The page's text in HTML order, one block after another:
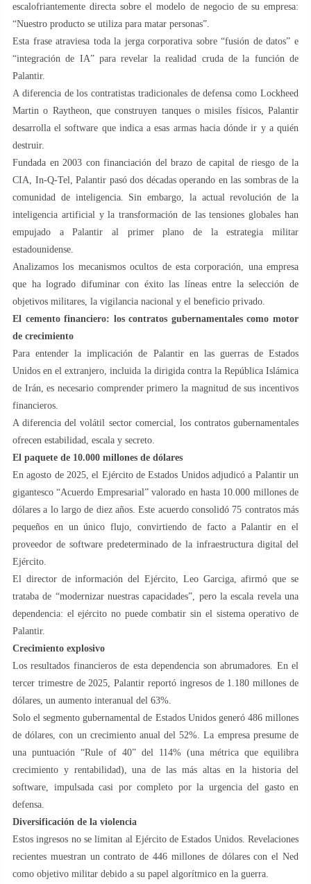
escalofriantemente directa sobre el modelo de negocio de su empresa:
“Nuestro producto se utiliza para matar personas”.
Esta frase atraviesa toda la jerga corporativa sobre “fusión de datos” e
“integración de IA” para revelar la realidad cruda de la función de
Palantir.
A diferencia de los contratistas tradicionales de defensa como Lockheed
Martin o Raytheon, que construyen tanques o misiles físicos, Palantir
desarrolla el software que indica a esas armas hacia dónde ir y a quién
destruir.
Fundada en 2003 con financiación del brazo de capital de riesgo de la
CIA, In-Q-Tel, Palantir pasó dos décadas operando en las sombras de la
comunidad de inteligencia. Sin embargo, la actual revolución de la
inteligencia artificial y la transformación de las tensiones globales han
empujado a Palantir al primer plano de la estrategia militar
estadounidense.
Analizamos los mecanismos ocultos de esta corporación, una empresa
que ha logrado difuminar con éxito las líneas entre la selección de
objetivos militares, la vigilancia nacional y el beneficio privado.
El cemento financiero: los contratos gubernamentales como motor
de crecimiento
Para entender la implicación de Palantir en las guerras de Estados
Unidos en el extranjero, incluida la dirigida contra la República Islámica
de Irán, es necesario comprender primero la magnitud de sus incentivos
financieros.
A diferencia del volátil sector comercial, los contratos gubernamentales
ofrecen estabilidad, escala y secreto.
El paquete de 10.000 millones de dólares
En agosto de 2025, el Ejército de Estados Unidos adjudicó a Palantir un
gigantesco “Acuerdo Empresarial” valorado en hasta 10.000 millones de
dólares a lo largo de diez años. Este acuerdo consolidó 75 contratos más
pequeños en un único flujo, convirtiendo de facto a Palantir en el
proveedor de software predeterminado de la infraestructura digital del
Ejército.
El director de información del Ejército, Leo Garciga, afirmó que se
trataba de “modernizar nuestras capacidades”, pero la escala revela una
dependencia: el ejército no puede combatir sin el sistema operativo de
Palantir.
Crecimiento explosivo
Los resultados financieros de esta dependencia son abrumadores. En el
tercer trimestre de 2025, Palantir reportó ingresos de 1.180 millones de
dólares, un aumento interanual del 63%.
Solo el segmento gubernamental de Estados Unidos generó 486 millones
de dólares, con un crecimiento anual del 52%. La empresa presume de
una puntuación “Rule of 40” del 114% (una métrica que equilibra
crecimiento y rentabilidad), una de las más altas en la historia del
software, impulsada casi por completo por la urgencia del gasto en
defensa.
Diversificación de la violencia
Estos ingresos no se limitan al Ejército de Estados Unidos. Revelaciones
recientes muestran un contrato de 446 millones de dólares con el Ned
como objetivo militar debido a su papel algorítmico en la guerra.